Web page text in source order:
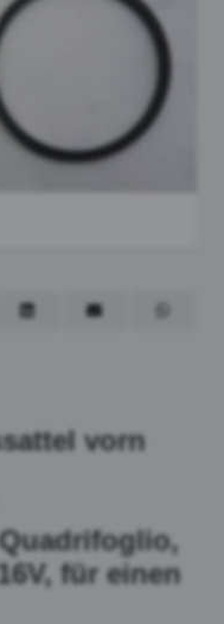
vorn
Quadrifoglio,
für einen